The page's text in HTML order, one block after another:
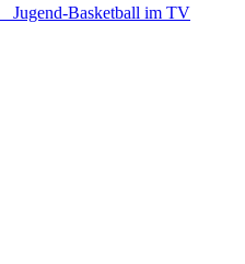
Jugend-Basketball im TV